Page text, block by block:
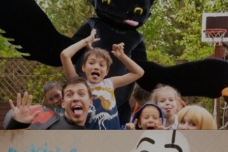
УЗНАТЬ БОЛЬШЕ
Как приручить дракона